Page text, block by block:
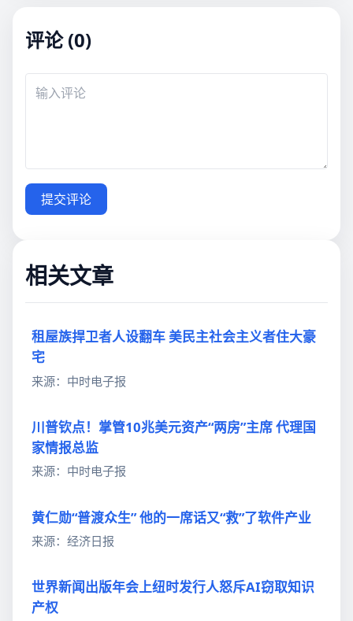
评论 (0)
提交评论
相关文章
租屋族捍卫者人设翻车 美民主社会主义者住大豪
宅
来源：中时电子报
川普钦点！掌管10兆美元资产“两房”主席 代理国
家情报总监
来源：中时电子报
黄仁勋“普渡众生” 他的一席话又“救”了软件产业
来源：经济日报
世界新闻出版年会上纽时发行人怒斥AI窃取知识
产权